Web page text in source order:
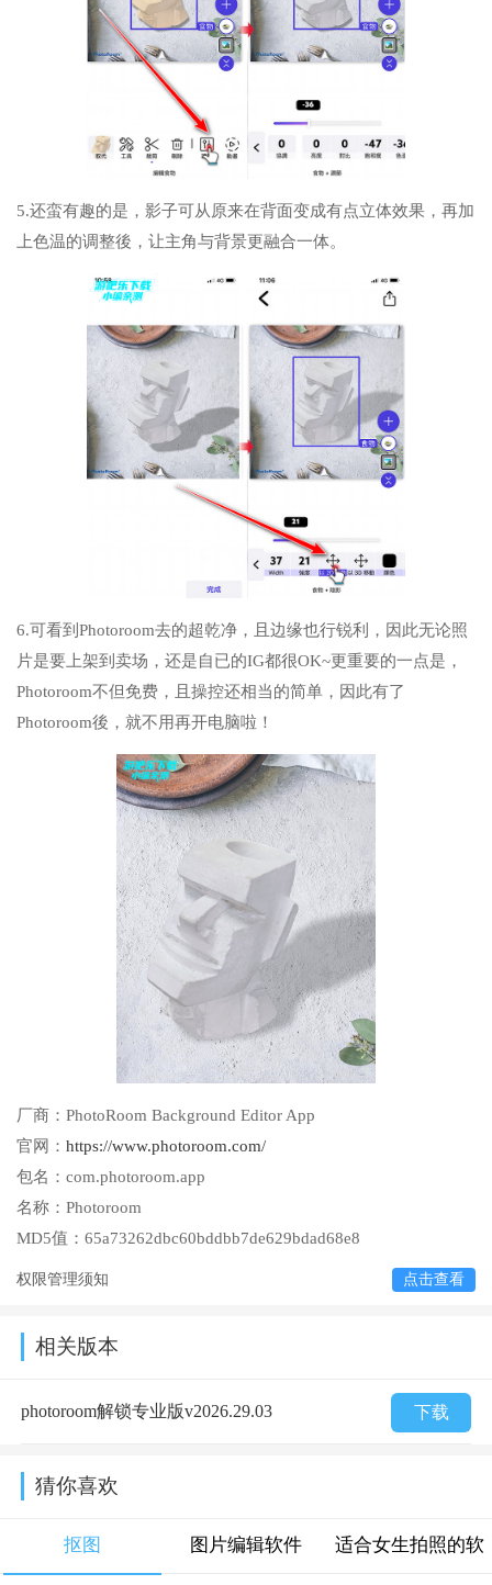
5.还蛮有趣的是，影子可从原来在背面变成有点立体效果，再加
上色温的调整後，让主角与背景更融合一体。
6.可看到Photoroom去的超乾净，且边缘也行锐利，因此无论照
片是要上架到卖场，还是自已的IG都很OK~更重要的一点是，
Photoroom不但免费，且操控还相当的简单，因此有了
Photoroom後，就不用再开电脑啦！
厂商： PhotoRoom Background Editor App
官网： https://www.photoroom.com/
包名： com.photoroom.app
名称： Photoroom
MD5值： 65a73262dbc60bddbb7de629bdad68e8
权限管理须知 点击查看
相关版本
photoroom解锁专业版v2026.29.03 下载
猜你喜欢
抠图 图片编辑软件 适合女生拍照的软